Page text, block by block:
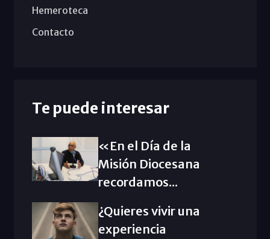
Hemeroteca
Contacto
Te puede interesar
«En el Día de la
Misión Diocesana
recordamos...
¿Quieres vivir una
experiencia